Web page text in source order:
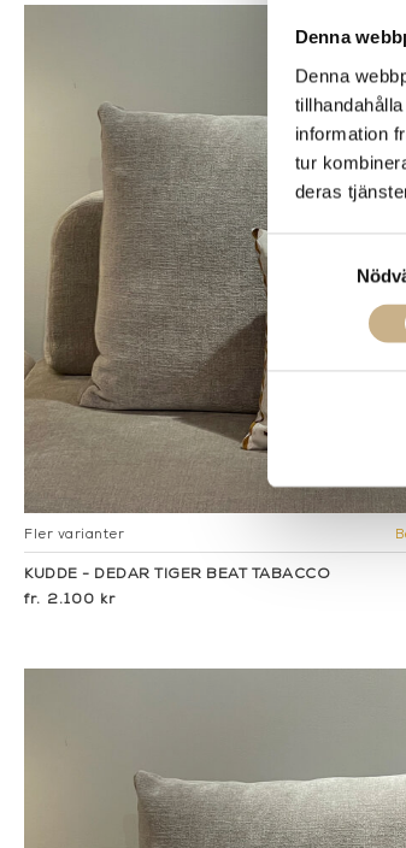
Denna
Denna
information
tur
deras
Fler varianter
KUDDE - DEDAR TIGER BEAT TABACCO
2.100 kr